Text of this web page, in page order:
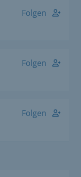
Folgen
Folgen
Folgen